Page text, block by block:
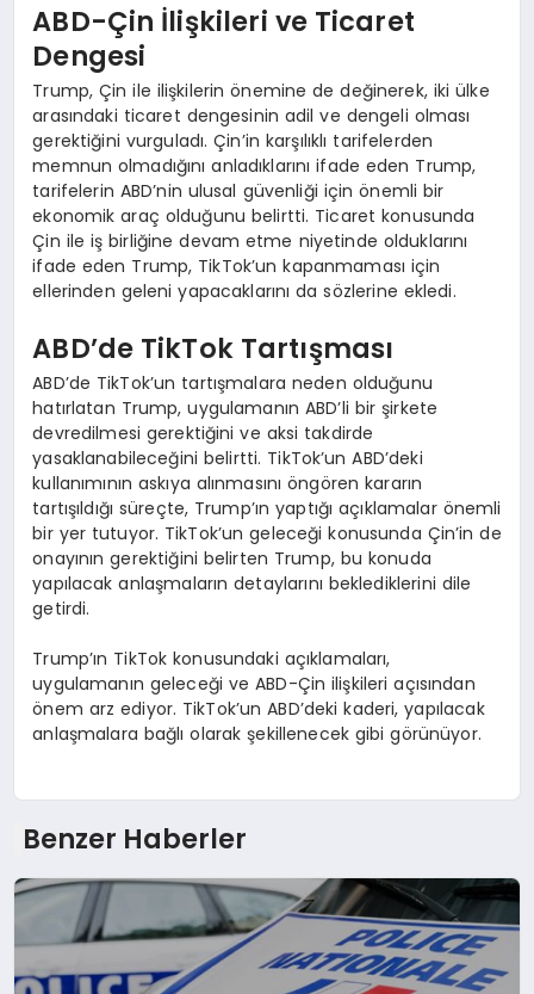
ABD-Çin İlişkileri ve Ticaret
Dengesi
Trump, Çin ile ilişkilerin önemine de değinerek, iki ülke
arasındaki ticaret dengesinin adil ve dengeli olması
gerektiğini vurguladı. Çin’in karşılıklı tarifelerden
memnun olmadığını anladıklarını ifade eden Trump,
tarifelerin ABD’nin ulusal güvenliği için önemli bir
ekonomik araç olduğunu belirtti. Ticaret konusunda
Çin ile iş birliğine devam etme niyetinde olduklarını
ifade eden Trump, TikTok’un kapanmaması için
ellerinden geleni yapacaklarını da sözlerine ekledi.
ABD’de TikTok Tartışması
ABD’de TikTok’un tartışmalara neden olduğunu
hatırlatan Trump, uygulamanın ABD’li bir şirkete
devredilmesi gerektiğini ve aksi takdirde
yasaklanabileceğini belirtti. TikTok’un ABD’deki
kullanımının askıya alınmasını öngören kararın
tartışıldığı süreçte, Trump’ın yaptığı açıklamalar önemli
bir yer tutuyor. TikTok’un geleceği konusunda Çin’in de
onayının gerektiğini belirten Trump, bu konuda
yapılacak anlaşmaların detaylarını beklediklerini dile
getirdi.
Trump’ın TikTok konusundaki açıklamaları,
uygulamanın geleceği ve ABD-Çin ilişkileri açısından
önem arz ediyor. TikTok’un ABD’deki kaderi, yapılacak
anlaşmalara bağlı olarak şekillenecek gibi görünüyor.
Benzer Haberler